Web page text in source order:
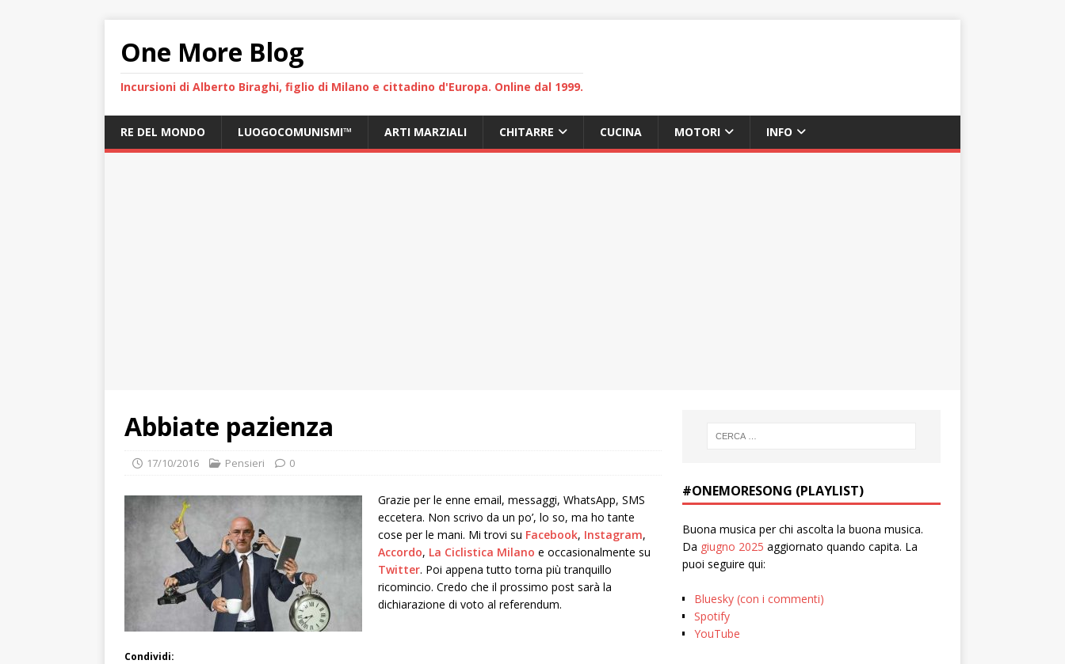
One More Blog
Incursioni di Alberto Biraghi, figlio di Milano e cittadino d'Europa. Online dal 1999.
RE DEL MONDO LUOGOCOMUNISMI™ ARTI MARZIALI CHITARRE CUCINA MOTORI INFO
Abbiate pazienza
17/10/2016 Pensieri 0
Grazie per le enne email, messaggi, WhatsApp, SMS
eccetera. Non scrivo da un po’, lo so, ma ho tante
cose per le mani. Mi trovi su Facebook, Instagram,
Accordo, La Ciclistica Milano e occasionalmente su
Twitter. Poi appena tutto torna più tranquillo
ricomincio. Credo che il prossimo post sarà la
dichiarazione di voto al referendum.
Condividi:
#ONEMORESONG (PLAYLIST)
Buona musica per chi ascolta la buona musica.
Da giugno 2025 aggiornato quando capita. La
puoi seguire qui:
Bluesky (con i commenti)
Spotify
YouTube